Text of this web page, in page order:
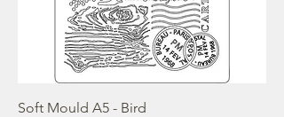
Soft Mould A5 - Bird